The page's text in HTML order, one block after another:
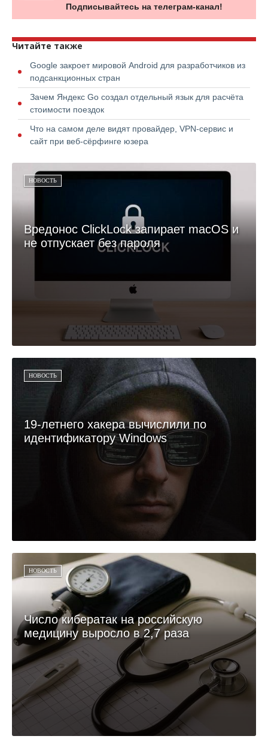
Подписывайтесь на телеграм-канал!
Читайте также
Google закроет мировой Android для разработчиков из
подсанкционных стран
Зачем Яндекс Go создал отдельный язык для расчёта
стоимости поездок
Что на самом деле видят провайдер, VPN-сервис и
сайт при веб-сёрфинге юзера
НОВОСТЬ
Вредонос ClickLock запирает macOS и
не отпускает без пароля
НОВОСТЬ
19-летнего хакера вычислили по
идентификатору Windows
НОВОСТЬ
Число кибератак на российскую
медицину выросло в 2,7 раза